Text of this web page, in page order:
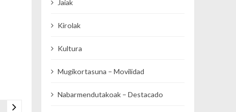
Jaiak
Kirolak
Kultura
Mugikortasuna – Movilidad
Nabarmendutakoak – Destacado